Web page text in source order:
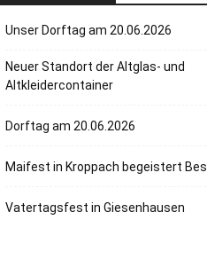
Unser Dorftag am 20.06.2026
Neuer Standort der Altglas- und
Altkleidercontainer
Dorftag am 20.06.2026
Maifest in Kroppach begeistert
Vatertagsfest in Giesenhausen